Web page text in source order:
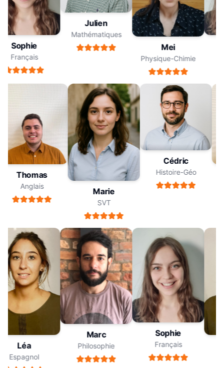
Sophie
Français
Julien
Mathématiques
Mei
Physique-Chimie
Thomas
Anglais
Marie
SVT
Cédric
Histoire-Géo
Léa
Espagnol
Marc
Philosophie
Sophie
Français